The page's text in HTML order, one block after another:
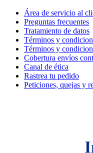
Área de servicio al
Preguntas frecuentes
Tratamiento de datos
Términos y
Términos y
Cobertura envíos
Canal de ética
Rastrea tu pedido
Peticiones, quejas y